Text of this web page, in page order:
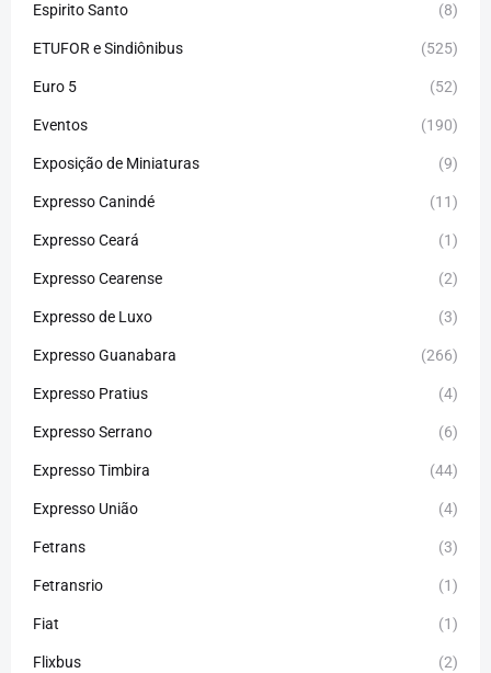
Espirito Santo (8)
ETUFOR e Sindiônibus (525)
Euro 5 (52)
Eventos (190)
Exposição de Miniaturas (9)
Expresso Canindé (11)
Expresso Ceará (1)
Expresso Cearense (2)
Expresso de Luxo (3)
Expresso Guanabara (266)
Expresso Pratius (4)
Expresso Serrano (6)
Expresso Timbira (44)
Expresso União (4)
Fetrans (3)
Fetransrio (1)
Fiat (1)
Flixbus (2)